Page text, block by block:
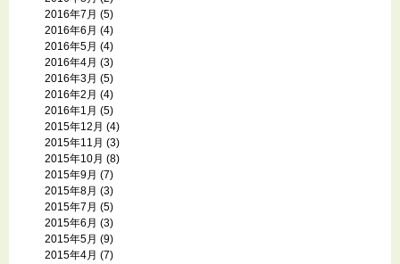
2016年7月 (5)
2016年6月 (4)
2016年5月 (4)
2016年4月 (3)
2016年3月 (5)
2016年2月 (4)
2016年1月 (5)
2015年12月 (4)
2015年11月 (3)
2015年10月 (8)
2015年9月 (7)
2015年8月 (3)
2015年7月 (5)
2015年6月 (3)
2015年5月 (9)
2015年4月 (7)